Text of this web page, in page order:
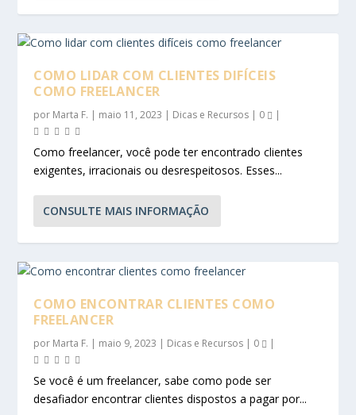
COMO LIDAR COM CLIENTES DIFÍCEIS
COMO FREELANCER
por Marta F. | maio 11, 2023 | Dicas e Recursos | 0 |
Como freelancer, você pode ter encontrado clientes
exigentes, irracionais ou desrespeitosos. Esses...
CONSULTE MAIS INFORMAÇÃO
COMO ENCONTRAR CLIENTES COMO
FREELANCER
por Marta F. | maio 9, 2023 | Dicas e Recursos | 0 |
Se você é um freelancer, sabe como pode ser
desafiador encontrar clientes dispostos a pagar por...